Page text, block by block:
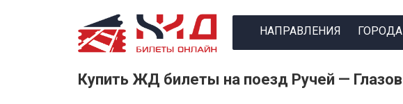
НАПРАВЛЕНИЯ ГОРОДА
Купить ЖД билеты на поезд Ручей — Глазов